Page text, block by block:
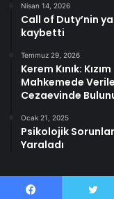
Nisan 14, 2026
Call of Duty’nin
kaybetti
Temmuz 29, 2026
Kerem Kınık:
Mahkemede
Cezaevinde
Ocak 21, 2025
Psikolojik
Yaraladı